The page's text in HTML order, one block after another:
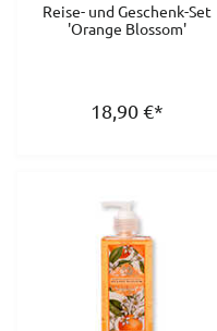
Reise- und Geschenk-Set
'Orange Blossom'
18,90€*